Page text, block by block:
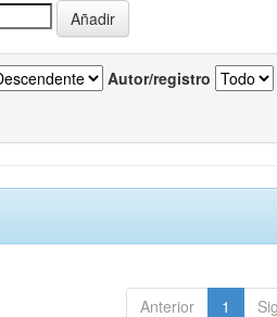
Autor/registro
Anterior 1